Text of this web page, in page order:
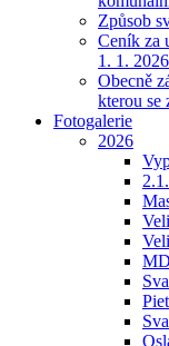
Způsob
Ceník za
1. 1.
Obecně
kterou se
Fotogalerie
2026